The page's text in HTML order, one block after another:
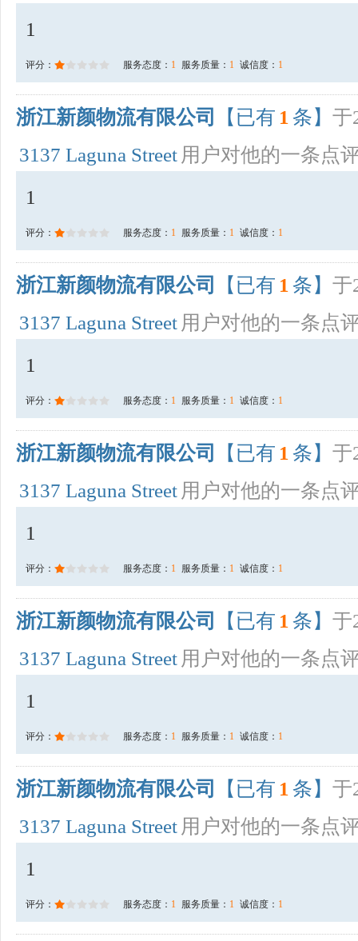
1
评分： 服务态度： 1 服务质量： 1 诚信度： 1
浙江新颜物流有限公司 【已有 1 条】 于
3137 Laguna Street 用户对他的一条点
1
评分： 服务态度： 1 服务质量： 1 诚信度： 1
浙江新颜物流有限公司 【已有 1 条】 于
3137 Laguna Street 用户对他的一条点
1
评分： 服务态度： 1 服务质量： 1 诚信度： 1
浙江新颜物流有限公司 【已有 1 条】 于
3137 Laguna Street 用户对他的一条点
1
评分： 服务态度： 1 服务质量： 1 诚信度： 1
浙江新颜物流有限公司 【已有 1 条】 于
3137 Laguna Street 用户对他的一条点
1
评分： 服务态度： 1 服务质量： 1 诚信度： 1
浙江新颜物流有限公司 【已有 1 条】 于
3137 Laguna Street 用户对他的一条点
1
评分： 服务态度： 1 服务质量： 1 诚信度： 1